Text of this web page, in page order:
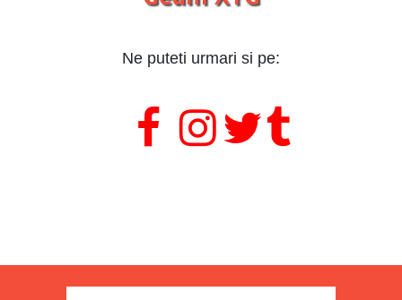
Ne puteti urmari si pe:
